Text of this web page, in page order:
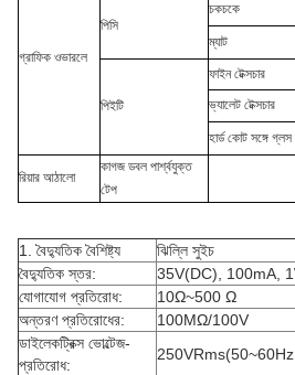
গ্রাফিক ওভারলে
পিসি
চকচকে
ম্যাট
পিইটি
ফাইন টেক্সচার
ভ্যালেট টেক্সচার
হার্ড কোট সঙ্গে গ্লস
রিয়ার আঠালো
কাগজ ডবল পার্শ্বযুক্ত
টেপ
1. বৈদ্যুতিক বৈশিষ্ট্য
ঝিল্লি সুইচ
বৈদ্যুতিক স্তর:
35V(DC), 100mA,
যোগাযোগ প্রতিরোধ:
10Ω~500 Ω
অন্তরণ প্রতিরোধের:
100MΩ/100V
ডাইলেকট্রিক্স ভোল্টেজ-
প্রতিরোধ:
250VRms(50~60Hz